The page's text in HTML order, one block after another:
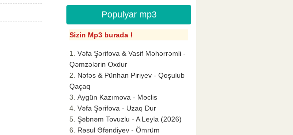
Populyar mp3
Sizin Mp3 burada !
Vəfa Şərifova & Vasif Məhərrəmli -
Qəmzələrin Oxdur
Nəfəs & Pünhan Piriyev - Qoşulub
Qaçaq
Aygün Kazımova - Məclis
Vəfa Şərifova - Uzaq Dur
Şəbnəm Tovuzlu - A Leyla (2026)
Rəsul Əfəndiyev - Ömrüm